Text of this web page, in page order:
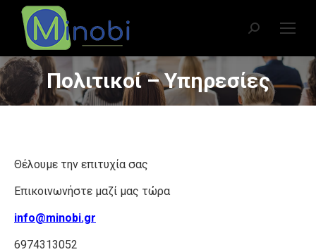
Search:
Πολιτικοί – Υπηρεσίες
You are here:
Θέλουμε την επιτυχία σας
Επικοινωνήστε μαζί μας τώρα
info@minobi.gr
6974313052